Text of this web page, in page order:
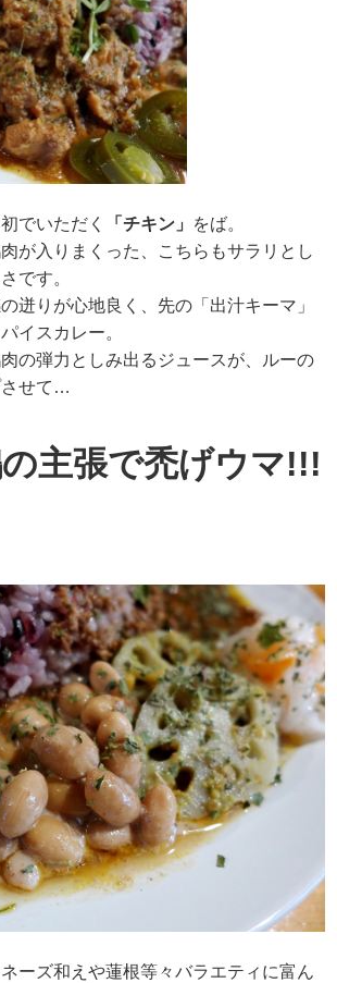
でいただく 「チキン」
をば。
が入りまくった、こちらもサラリとし
です。
迸りが心地良く、先の「出汁キーマ」
イスカレー。
の弾力としみ出るジュースが、ルーの
させて…
主張で禿げウマ!!!
ーズ和えや蓮根等々バラエティに富ん